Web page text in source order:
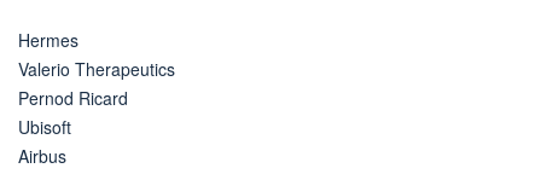
Hermes
Valerio Therapeutics
Pernod Ricard
Ubisoft
Airbus